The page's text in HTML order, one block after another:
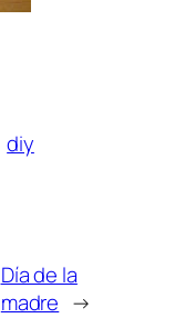
diy
Día de la
madre →